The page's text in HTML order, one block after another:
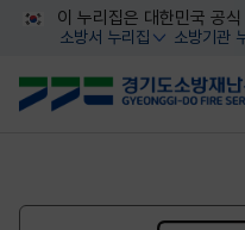
이 누리집은 대한민국 공
소방서 누리집
열기
소방기관